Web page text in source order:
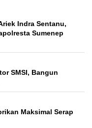
Indra Sentanu,
Sumenep
SMSI, Bangun
Maksimal Serap